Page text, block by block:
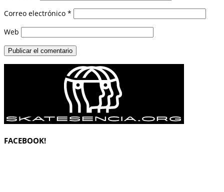
Correo electrónico *
Web
FACEBOOK!